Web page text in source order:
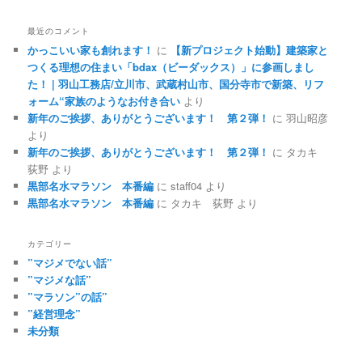
最近のコメント
かっこいい家も創れます！ に
【新プロジェクト始動】建築家と
つくる理想の住まい「bdax（ビーダックス）」に参画しまし
た！ | 羽山工務店/立川市、武蔵村山市、国分寺市で新築、リフ
ォーム“家族のようなお付き合い より
新年のご挨拶、ありがとうございます！ 第２弾！ に羽山昭彦
より
新年のご挨拶、ありがとうございます！ 第２弾！ に タカキ
荻野 より
黒部名水マラソン 本番編 にstaff04 より
黒部名水マラソン 本番編 に タカキ 荻野 より
カテゴリー
”マジメでない話”
”マジメな話”
”マラソン”の話”
”経営理念”
未分類